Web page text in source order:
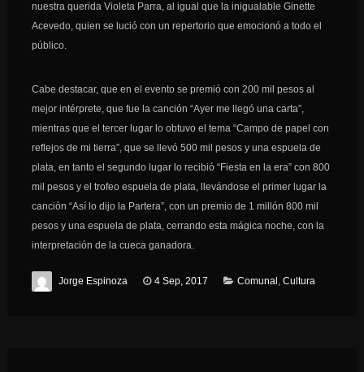
nuestra querida Violeta Parra, al igual que la inigualable Ginette
Acevedo, quien se lució con un repertorio que emocionó a todo el
público.
Cabe destacar, que en el evento se premió con 200 mil pesos al
mejor intérprete, que fue la canción “Ayer me llegó una carta”,
mientras que el tercer lugar lo obtuvo el tema “Campo de papel con
reflejos de mi tierra”, que se llevó 500 mil pesos y una espuela de
plata, en tanto el segundo lugar lo recibió “Fiesta en la era” con 800
mil pesos y el trofeo espuela de plata, llevándose el primer lugar la
canción “Así lo dijo la Partera”, con un premio de 1 millón 800 mil
pesos y una espuela de plata, cerrando esta mágica noche, con la
interpretación de la cueca ganadora.
Jorge Espinoza 4 Sep, 2017 Comunal , Cultura